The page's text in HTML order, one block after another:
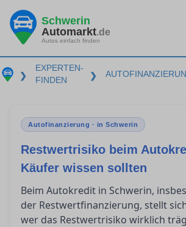
Schwerin
Automarkt.de
Autos einfach finden
❯
EXPERTEN-
FINDEN
❯
Autofinanzierung · in Schwerin
Restwertrisiko beim
Käufer wissen sollten
Beim Autokredit in Schwerin,
der Restwertfinanzierung, stellt
wer das Restwertrisiko wirklich